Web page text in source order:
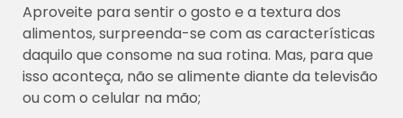
Aproveite para sentir o gosto e a textura dos
alimentos, surpreenda-se com as características
daquilo que consome na sua rotina. Mas, para que
isso aconteça, não se alimente diante da televisão
ou com o celular na mão;